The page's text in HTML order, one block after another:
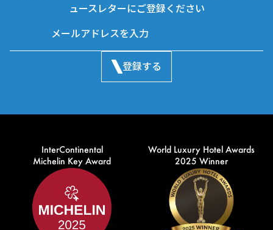
ュースレターにご登録ください
登録する
InterContinental
Michelin Key Award
World Luxury Hotel Awards
2025 Winner